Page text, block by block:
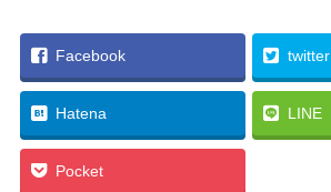
Facebook twitter
Hatena LINE
Pocket